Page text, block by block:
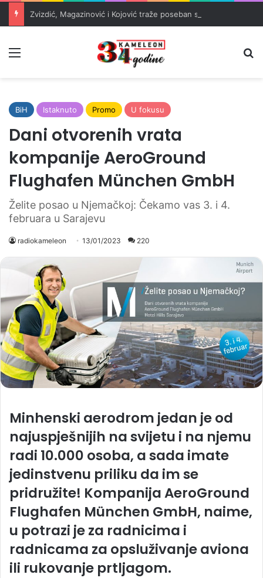
BiH Istaknuto Promo U fokusu
Dani otvorenih vrata
kompanije AeroGround
Flughafen München GmbH
Želite posao u Njemačkoj: Čekamo vas 3. i 4.
februara u Sarajevu
radiokameleon 13/01/2023 220
Minhenski aerodrom jedan je od
najuspješnijih na svijetu i na njemu
radi 10.000 osoba, a sada imate
jedinstvenu priliku da im se
pridružite! Kompanija AeroGround
Flughafen München GmbH, naime,
u potrazi je za radnicima i
radnicama za opsluživanje aviona
ili rukovanje prtljagom.